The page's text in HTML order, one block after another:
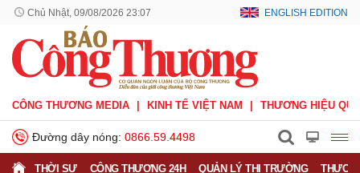
Chủ Nhật, 09/08/2026 23:07 ENGLISH EDITION
CÔNG THƯƠNG MEDIA KINH TẾ VIỆT NAM THƯƠNG HIỆU
Đường dây nóng: 0866.59.4498
THỜI SỰ CÔNG THƯƠNG 24H QUẢN LÝ THỊ TRƯỜNG